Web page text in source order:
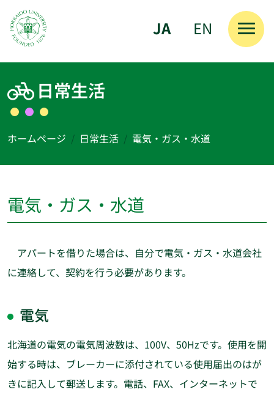
JA EN
日常生活
ホームページ 日常生活 電気・ガス・水道
電気・ガス・水道
アパートを借りた場合は、自分で電気・ガス・水道会社
に連絡して、契約を行う必要があります。
電気
北海道の電気の電気周波数は、100V、50Hzです。使用を開
始する時は、ブレーカーに添付されている使用届出のはが
きに記入して郵送します。電話、FAX、インターネットで